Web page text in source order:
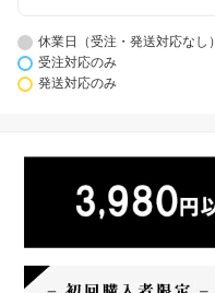
休業日（受注・発送対応なし）
受注対応のみ
発送対応のみ